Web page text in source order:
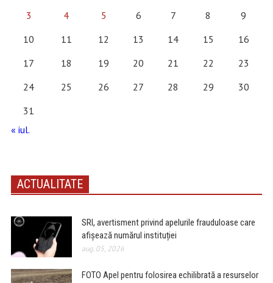
3
4 5 6 7 8
9
10
11 12 13 14 15
16
17
18 19 20 21 22
23
24
25 26 27 28 29
30
31
« iul.
ACTUALITATE
SRI, avertisment privind apelurile frauduloase care
afișează numărul instituției
aug. 05, 2026
FOTO Apel pentru folosirea echilibrată a resurselor